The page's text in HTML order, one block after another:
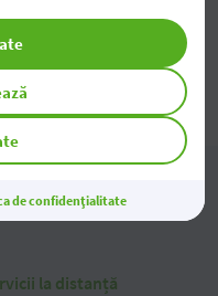
la distanță
de confidențialitate